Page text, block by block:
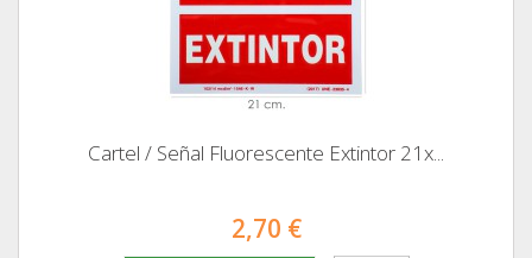
Cartel / Señal Fluorescente Extintor 21x...
2,70 €